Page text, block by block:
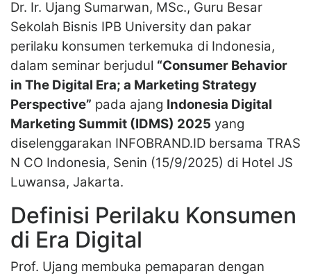
Dr. Ir. Ujang Sumarwan, MSc., Guru Besar
Sekolah Bisnis IPB University dan pakar
perilaku konsumen terkemuka di Indonesia,
dalam seminar berjudul “Consumer Behavior
in The Digital Era; a Marketing Strategy
Perspective” pada ajang Indonesia Digital
Marketing Summit (IDMS) 2025 yang
diselenggarakan INFOBRAND.ID bersama TRAS
N CO Indonesia, Senin (15/9/2025) di Hotel JS
Luwansa, Jakarta.
Definisi Perilaku Konsumen
di Era Digital
Prof. Ujang membuka pemaparan dengan